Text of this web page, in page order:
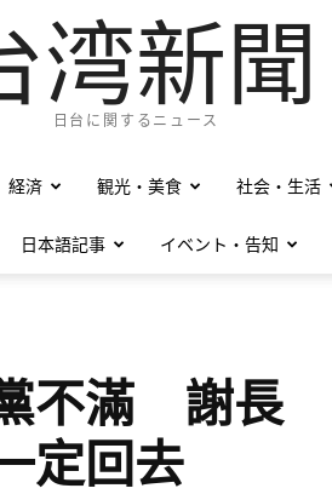
湾新聞
日台に関するニュース
経済 観光・美食 社会・生活
日本語記事 イベント・告知
不滿 謝長
定回去